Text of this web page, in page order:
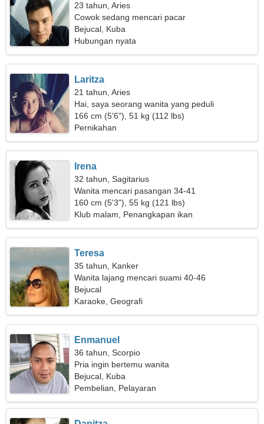
23 tahun, Aries
Cowok sedang mencari pacar
Bejucal, Kuba
Hubungan nyata
Laritza
21 tahun, Aries
Hai, saya seorang wanita yang peduli
166 cm (5'6"), 51 kg (112 lbs)
Pernikahan
Irena
32 tahun, Sagitarius
Wanita mencari pasangan 34-41
160 cm (5'3"), 55 kg (121 lbs)
Klub malam, Penangkapan ikan
Teresa
35 tahun, Kanker
Wanita lajang mencari suami 40-46
Bejucal
Karaoke, Geografi
Enmanuel
36 tahun, Scorpio
Pria ingin bertemu wanita
Bejucal, Kuba
Pembelian, Pelayaran